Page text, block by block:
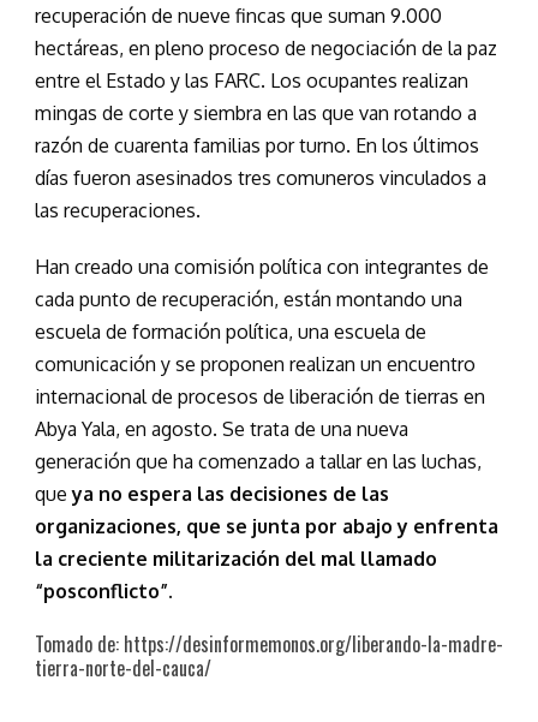
recuperación de nueve fincas que suman 9.000
hectáreas, en pleno proceso de negociación de la paz
entre el Estado y las FARC. Los ocupantes realizan
mingas de corte y siembra en las que van rotando a
razón de cuarenta familias por turno. En los últimos
días fueron asesinados tres comuneros vinculados a
las recuperaciones.
Han creado una comisión política con integrantes de
cada punto de recuperación, están montando una
escuela de formación política, una escuela de
comunicación y se proponen realizan un encuentro
internacional de procesos de liberación de tierras en
Abya Yala, en agosto. Se trata de una nueva
generación que ha comenzado a tallar en las luchas,
queya no espera las decisiones de las
organizaciones, que se junta por abajo y enfrenta
la creciente militarización del mal llamado
“posconflicto”.
Tomado de: https://desinformemonos.org/liberando-la-madre-
tierra-norte-del-cauca/